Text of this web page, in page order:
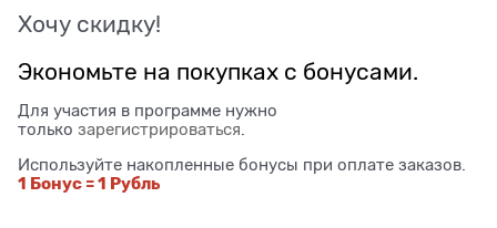
Хочу скидку!
Экономьте на покупках с бонусами.
Для участия в программе нужно
только зарегистрироваться
Используйте накопленные бонусы при оплате заказов.
1 Бонус = 1 Рубль